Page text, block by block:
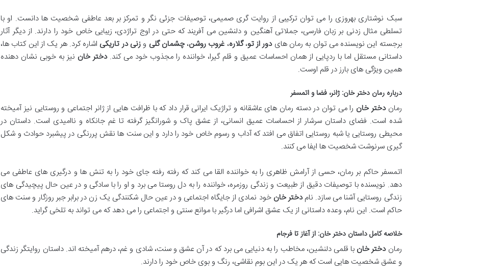
سبک نوشتاری بهروزی را می توان ترکیبی از روایت گری صمیمی، توصیفات جزئی نگر و تمرکز بر بعد عاطفی شخصیت ها دانست. او با
تسلطی مثال زدنی بر زبان فارسی، جملاتی آهنگین و دلنشین می آفریند که حتی در اوج تراژدی، زیبایی خاص خود را دارند. از دیگر آثار
برجسته این نویسنده می توان به رمان هایدور از تو،گلاره، غروب روشن،چشمان گلی وزنی در تاریکی اشاره کرد. هر یک از این کتاب ها،
داستانی مستقل اما با ردپایی از همان احساسات عمیق و قلم گیرا، خواننده را مجذوب خود می کند.دختر خان نیز به خوبی نشان دهنده
همین ویژگی های بارز در قلم اوست.
درباره رمان دختر خان: ژانر، فضا و اتمسفر
رماندختر خان را می توان در دسته رمان های عاشقانه و تراژیک ایرانی قرار داد که با ظرافت هایی از ژانر اجتماعی و روستایی نیز آمیخته
شده است. فضای داستان سرشار از احساسات عمیق انسانی، از عشق پاک و شورانگیز گرفته تا غم جانکاه و ناامیدی است. داستان در
محیطی روستایی یا شبه روستایی اتفاق می افتد که آداب و رسوم خاص خود را دارد و این سنت ها نقش پررنگی در پیشبرد حوادث و شکل
گیری سرنوشت شخصیت ها ایفا می کنند.
اتمسفر حاکم بر رمان، حسی از آرامش ظاهری را به خواننده القا می کند که رفته رفته جای خود را به تنش ها و درگیری های عاطفی می
دهد. نویسنده با توصیفات دقیق از طبیعت و زندگی روزمره، خواننده را به دل روستا می برد و او را با سادگی و در عین حال پیچیدگی های
زندگی روستایی آشنا می سازد. نامدختر خان خود نمادی از جایگاه اجتماعی و در عین حال شکنندگی یک زن در برابر جبر روزگار و سنت های
حاکم است. این نام، وعده داستانی از یک عشق اشرافی اما درگیر با موانع سنتی و اجتماعی را می دهد که می تواند به تلخی گراید.
خلاصه کامل داستان دختر خان: از آغاز تا فرجام
رماندختر خان با قلمی دلنشین، مخاطب را به دنیایی می برد که در آن عشق و سنت، شادی و غم، درهم آمیخته اند. داستان روایتگر زندگی
و عشق شخصیت هایی است که هر یک در این بوم نقاشی، رنگ و بوی خاص خود را دارند.